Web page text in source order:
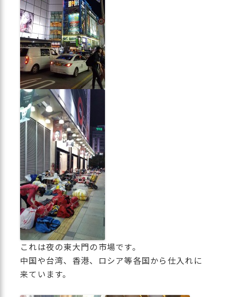
これは夜の東大門の市場です。
中国や台湾、香港、ロシア等各国から仕入れに
来ています。